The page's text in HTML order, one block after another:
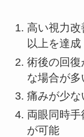
高い視力
以上を達成
術後の回
な場合が多
痛みが少
両眼同時
が可能